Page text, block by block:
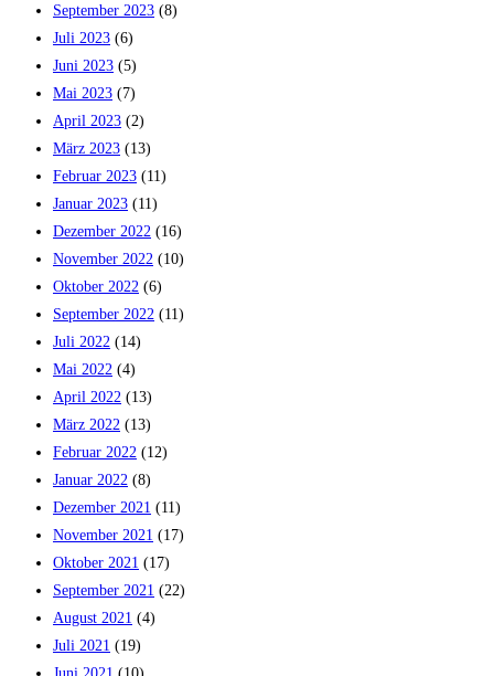
September 2023 (8)
Juli 2023 (6)
Juni 2023 (5)
Mai 2023 (7)
April 2023 (2)
März 2023 (13)
Februar 2023 (11)
Januar 2023 (11)
Dezember 2022 (16)
November 2022 (10)
Oktober 2022 (6)
September 2022 (11)
Juli 2022 (14)
Mai 2022 (4)
April 2022 (13)
März 2022 (13)
Februar 2022 (12)
Januar 2022 (8)
Dezember 2021 (11)
November 2021 (17)
Oktober 2021 (17)
September 2021 (22)
August 2021 (4)
Juli 2021 (19)